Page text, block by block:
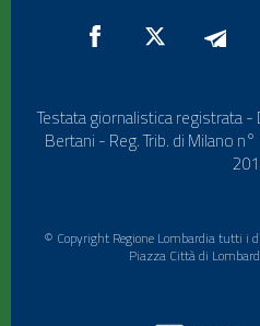
Testata giornalistica registrata
Bertani - Reg. Trib. di Milano
© Copyright Regione Lombardia tutti
Piazza Città di